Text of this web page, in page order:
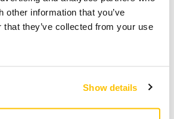
other information that you’ve
that they’ve collected from your use
Show details
apoio:Verifique sua condição e, se
o prato de apoio para ter um
não deve ser dobrado ou torcido